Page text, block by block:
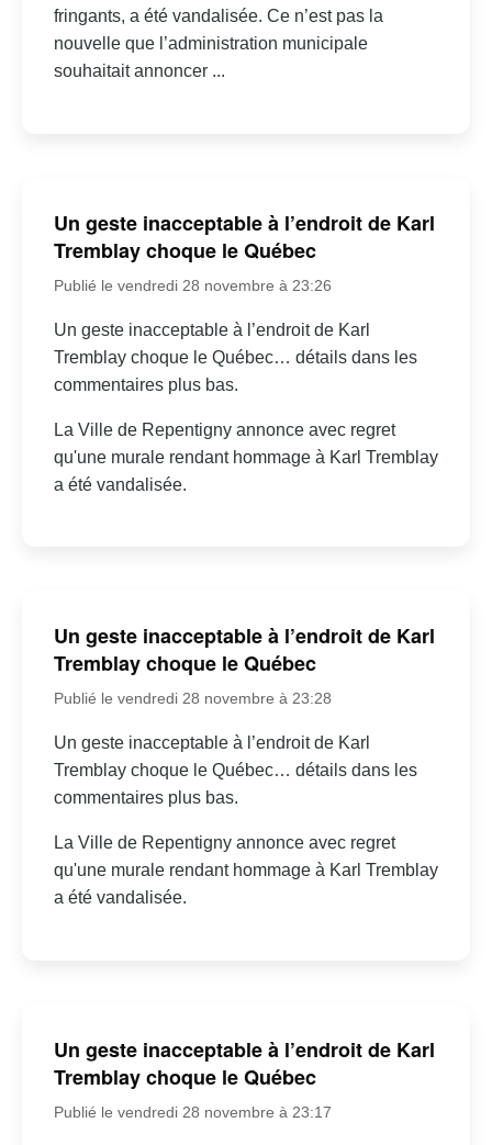
fringants, a été vandalisée. Ce n’est pas la
nouvelle que l’administration municipale
souhaitait annoncer ...
Un geste inacceptable à l’endroit de Karl
Tremblay choque le Québec
Publié le vendredi 28 novembre à 23:26
Un geste inacceptable à l’endroit de Karl
Tremblay choque le Québec… détails dans les
commentaires plus bas.
La Ville de Repentigny annonce avec regret
qu'une murale rendant hommage à Karl Tremblay
a été vandalisée.
Un geste inacceptable à l’endroit de Karl
Tremblay choque le Québec
Publié le vendredi 28 novembre à 23:28
Un geste inacceptable à l’endroit de Karl
Tremblay choque le Québec… détails dans les
commentaires plus bas.
La Ville de Repentigny annonce avec regret
qu'une murale rendant hommage à Karl Tremblay
a été vandalisée.
Un geste inacceptable à l’endroit de Karl
Tremblay choque le Québec
Publié le vendredi 28 novembre à 23:17